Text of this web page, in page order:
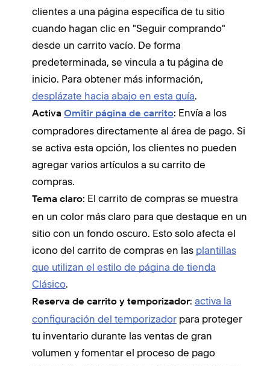
clientes a una página específica de tu sitio
cuando hagan clic en "Seguir comprando"
desde un carrito vacío. De forma
predeterminada, se vincula a tu página de
inicio. Para obtener más información,
desplázate hacia abajo en esta guía.
Activa Omitir página de carrito: Envía a los
compradores directamente al área de pago. Si
se activa esta opción, los clientes no pueden
agregar varios artículos a su carrito de
compras.
Tema claro: El carrito de compras se muestra
en un color más claro para que destaque en un
sitio con un fondo oscuro. Esto solo afecta el
icono del carrito de compras en las plantillas
que utilizan el estilo de página de tienda
Clásico.
Reserva de carrito y temporizador: activa la
configuración del temporizador para proteger
tu inventario durante las ventas de gran
volumen y fomentar el proceso de pago